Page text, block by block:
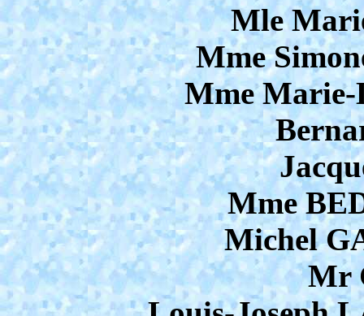
Mle
Mme
Mme
Mme
Michel
Mr